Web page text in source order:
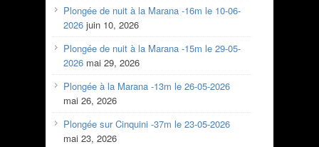
Plongée de nuit à la Marana -16m le 10-06-
2026 juin 10, 2026
Plongée de nuit à la Marana -15m le 29-05-
2026 mai 29, 2026
Plongée à la Marana -13m le 26-05-2026
mai 26, 2026
Plongée sur Cinquini -37m le 23-05-2026
mai 23, 2026